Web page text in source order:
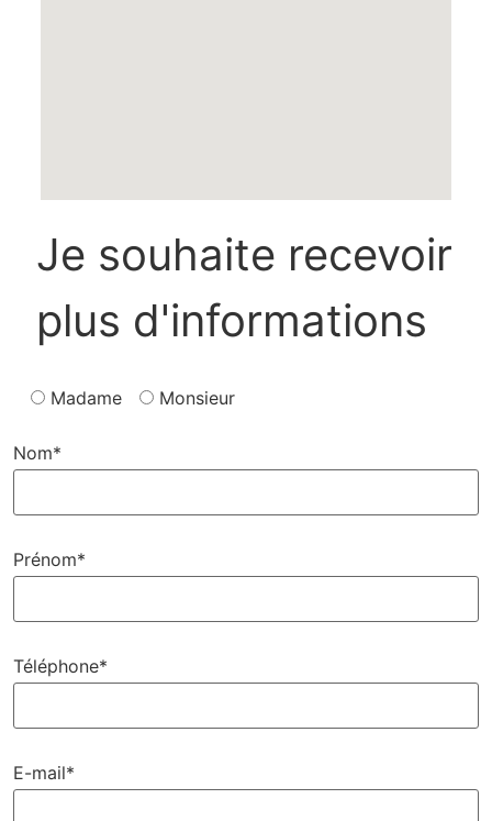
Je souhaite recevoir
plus d'informations
Madame Monsieur
Nom*
Prénom*
Téléphone*
E-mail*